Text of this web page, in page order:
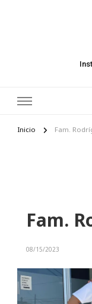
Inicio Fam.
Fam.
08/15/2023